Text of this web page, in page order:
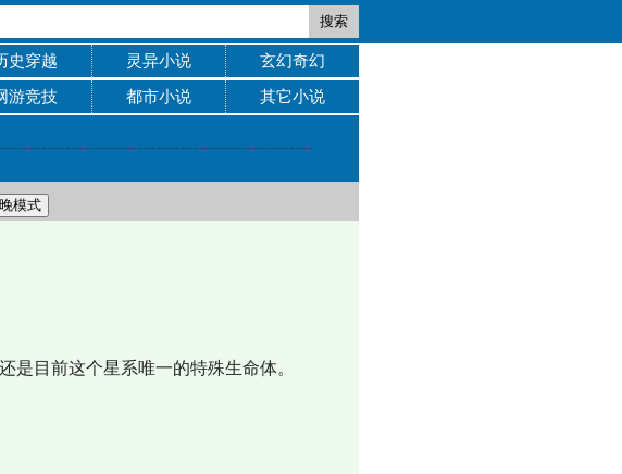
搜索
史穿越 灵异小说
玄幻奇幻
游竞技 都市小说
其它小说
模式
目前这个星系唯一的特殊生命体。